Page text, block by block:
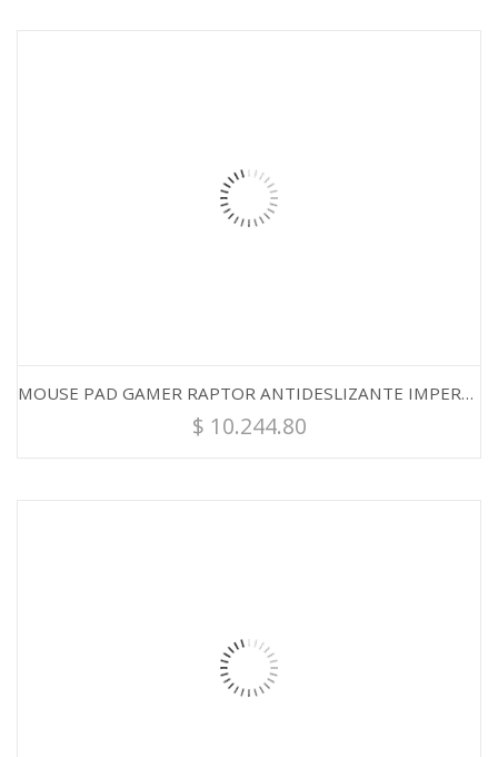
MOUSE PAD GAMER RAPTOR ANTIDESLIZANTE IMPERMEABLE L 45X40CM
$ 10.244.80